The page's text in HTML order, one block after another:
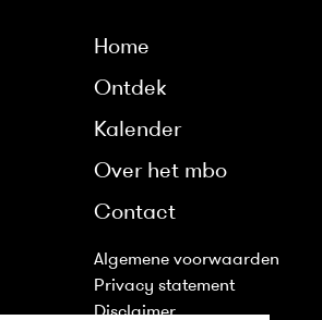
Home
Ontdek
Kalender
Over het mbo
Contact
Algemene voorwaarden
Privacy statement
Disclaimer